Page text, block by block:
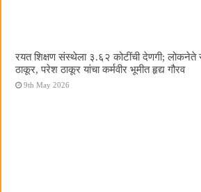
रयत शिक्षण संस्थेला ३.६२ कोटींची देणगी;
ठाकूर, परेश ठाकूर यांचा कर्मवीर भूमीत हृद्य गौरव
9th May 2026